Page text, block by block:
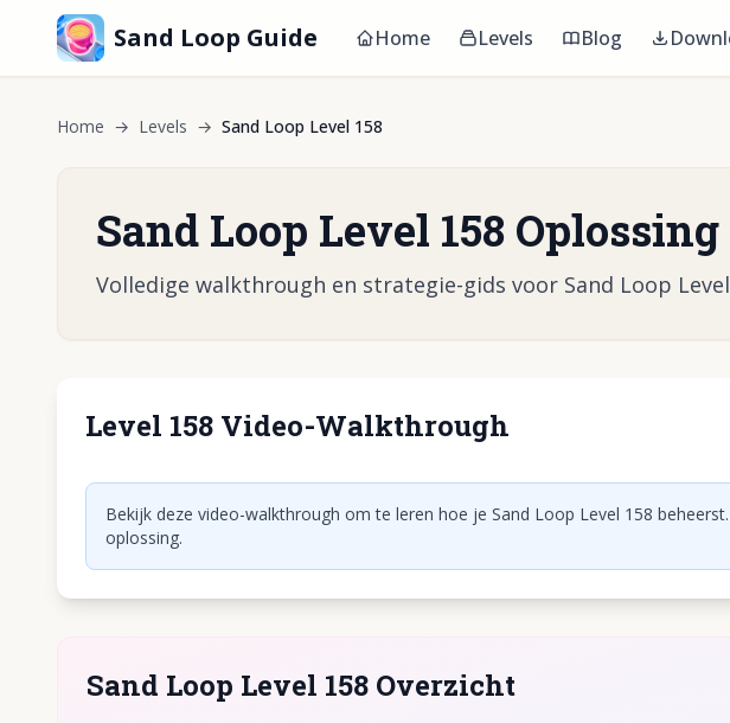
Sand Loop Guide Home Levels Blog
Home → Levels → Sand Loop Level 158
Sand Loop Level 158 Oplossing
Volledige walkthrough en strategie-gids voor Sand Loop
Level 158 Video-WalkthroughKlik om video af te spelen
Bekijk deze video-walkthrough om te leren hoe je Sand Loop Level 158
oplossing.
Sand Loop Level 158 Overzicht